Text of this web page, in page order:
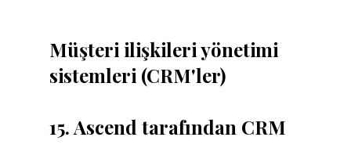
Müşteri ilişkileri yönetimi
sistemleri (CRM'ler)
15. Ascend tarafından CRM